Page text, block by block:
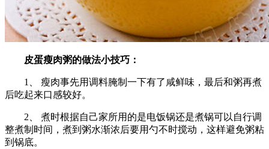
皮蛋瘦肉粥的做法小技巧：
1、 瘦肉事先用调料腌制一下有了咸鲜味，最后和粥再煮
后吃起来口感较好。
2、 煮时根据自己家所用的是电饭锅还是煮锅可以自行调
整煮制时间，煮到粥水渐浓后要用勺不时搅动，这样避免粥粘
到锅底。